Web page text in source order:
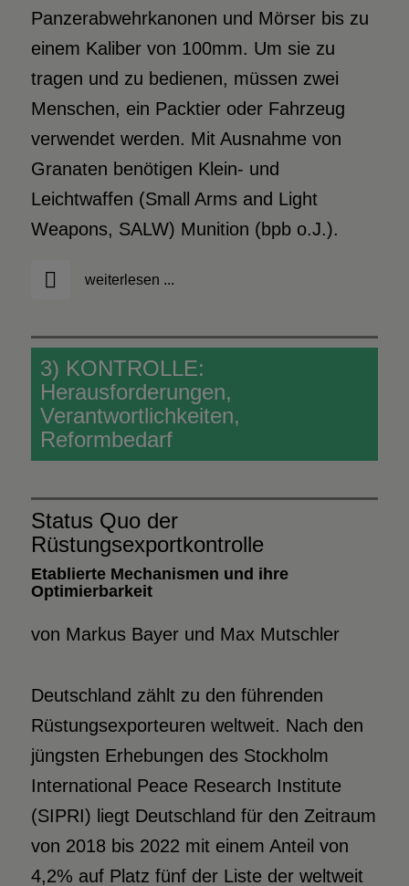
Panzerabwehrkanonen und Mörser bis zu
einem Kaliber von 100mm. Um sie zu
tragen und zu bedienen, müssen zwei
Menschen, ein Packtier oder Fahrzeug
verwendet werden. Mit Ausnahme von
Granaten benötigen Klein- und
Leichtwaffen (Small Arms and Light
Weapons, SALW) Munition (bpb o.J.).
weiterlesen ...
3) KONTROLLE:
Herausforderungen,
Verantwortlichkeiten,
Reformbedarf
Status Quo der
Rüstungsexportkontrolle
Etablierte Mechanismen und ihre
Optimierbarkeit
von Markus Bayer und Max Mutschler
Deutschland zählt zu den führenden
Rüstungsexporteuren weltweit. Nach den
jüngsten Erhebungen des Stockholm
International Peace Research Institute
(SIPRI) liegt Deutschland für den Zeitraum
von 2018 bis 2022 mit einem Anteil von
4,2% auf Platz fünf der Liste der weltweit